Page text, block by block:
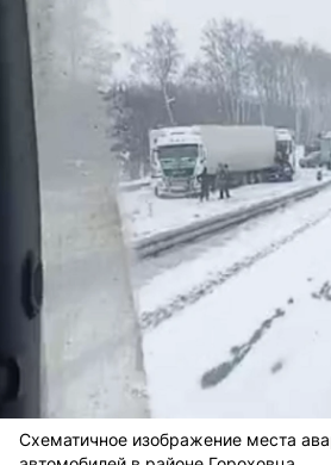
Схематичное изображение места